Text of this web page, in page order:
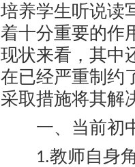
培养学生听说读
着十分重要的作
现状来看，其中
在已经严重制约
采取措施将其解
一、当前初中
1.教师自身